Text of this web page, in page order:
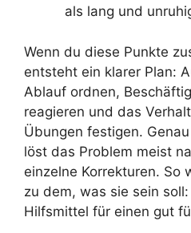
als lang und
Wenn du diese Punkte
entsteht ein klarer Plan:
Ablauf ordnen,
reagieren und das
Übungen festigen.
löst das Problem meist
einzelne Korrekturen. So
zu dem, was sie sein
Hilfsmittel für einen gut